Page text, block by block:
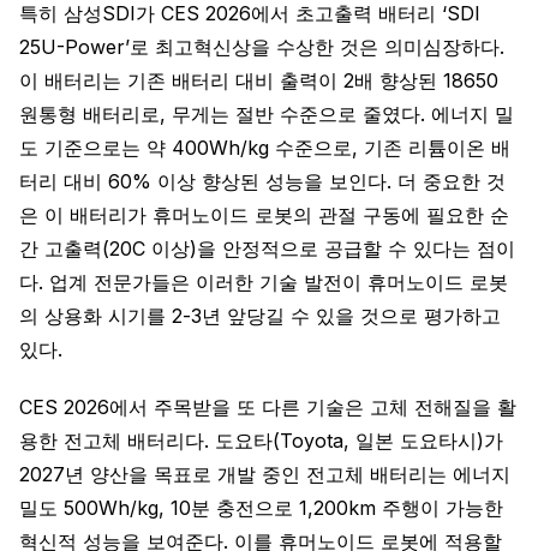
특히 삼성SDI가 CES 2026에서 초고출력 배터리 ‘SDI
25U-Power’로 최고혁신상을 수상한 것은 의미심장하다.
이 배터리는 기존 배터리 대비 출력이 2배 향상된 18650
원통형 배터리로, 무게는 절반 수준으로 줄였다. 에너지 밀
도 기준으로는 약 400Wh/kg 수준으로, 기존 리튬이온 배
터리 대비 60% 이상 향상된 성능을 보인다. 더 중요한 것
은 이 배터리가 휴머노이드 로봇의 관절 구동에 필요한 순
간 고출력(20C 이상)을 안정적으로 공급할 수 있다는 점이
다. 업계 전문가들은 이러한 기술 발전이 휴머노이드 로봇
의 상용화 시기를 2-3년 앞당길 수 있을 것으로 평가하고
있다.
CES 2026에서 주목받을 또 다른 기술은 고체 전해질을 활
용한 전고체 배터리다. 도요타(Toyota, 일본 도요타시)가
2027년 양산을 목표로 개발 중인 전고체 배터리는 에너지
밀도 500Wh/kg, 10분 충전으로 1,200km 주행이 가능한
혁신적 성능을 보여준다. 이를 휴머노이드 로봇에 적용할